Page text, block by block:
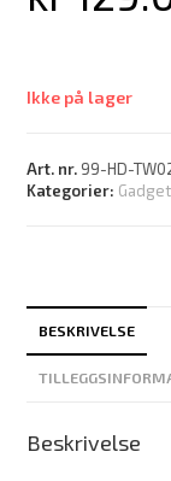
Ikke på lager
Art. nr. 99-HD-
Kategorier:
BESKRIVELSE
Beskrivelse